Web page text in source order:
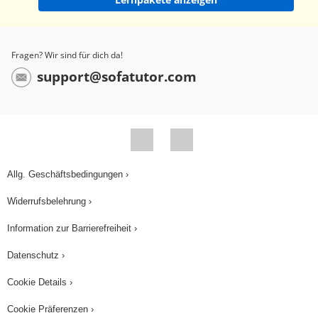
Wasser. Zu den wenigen Baumarten, die mit dem
zurechtkommen, gehört die Schwarzerle. In diese
amphibische Welt hat sich ein Kranichpaar
Zweigen und Pflanzenstücken am Fuße einer
Erle. Das Licht- und Schattenspiel der
Bruchwälder bietet den Altkranichen eine gute
sind die Tiere trotz ihrer Größe aus der
Entfernung schwer zu entdecken. Wie ein
Burggraben schützt zudem der Waldtümpel das
teil sich seinen Brutplatz mit ganz
Fragen? Wir sind für dich da!
support@sofatutor.com
Allg. Geschäftsbedingungen ›
Widerrufsbelehrung ›
Information zur Barrierefreiheit ›
Datenschutz ›
Cookie Details ›
Cookie Präferenzen ›